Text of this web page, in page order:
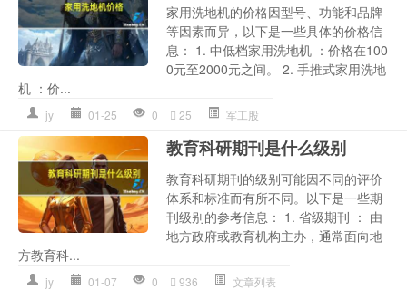
家用洗地机的价格因型号、功能和品牌
等因素而异，以下是一些具体的价格信
息： 1. 中低档家用洗地机 ：价格在100
0元至2000元之间。 2. 手推式家用洗地
机 ：价...
jy 01-25 0 25 军工股
教育科研期刊是什么级别
教育科研期刊的级别可能因不同的评价
体系和标准而有所不同。以下是一些期
刊级别的参考信息： 1. 省级期刊 ： 由
地方政府或教育机构主办，通常面向地
方教育科...
jy 01-07 0 936 文章列表